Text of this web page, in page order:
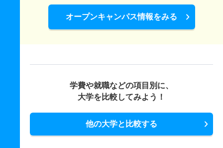
オープンキャンパス情報をみる
学費や就職などの項目別に、
大学を比較してみよう！
他の大学と比較する